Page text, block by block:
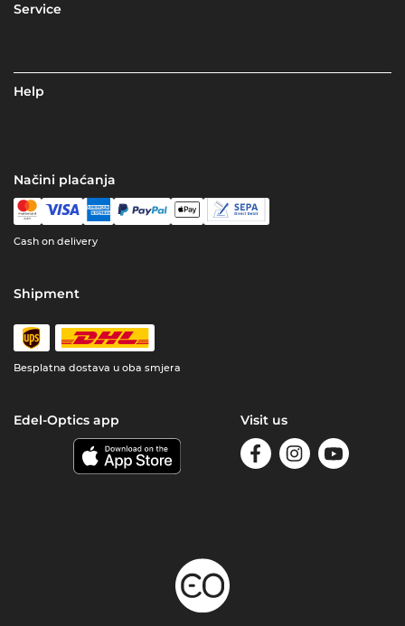
Service
Help
Načini plaćanja
Cash on delivery
Shipment
Besplatna dostava u oba smjera
Edel-Optics app Visit us